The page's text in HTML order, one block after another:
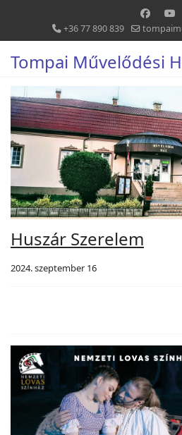
+36 77 890 839
Tompai Művelődési
Huszár Szerelem
2024. szeptember 16